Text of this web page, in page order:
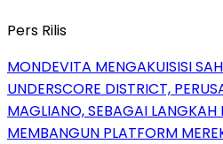
Pers Rilis
MONDEVITA MENGAKUISISI
UNDERSCORE DISTRICT,
MAGLIANO, SEBAGAI
MEMBANGUN PLATFORM